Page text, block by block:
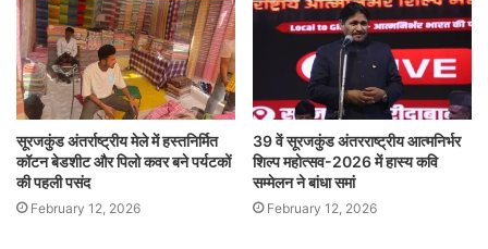
सूरजकुंड अंतर्राष्ट्रीय मेले में हस्तनिर्मित
कॉटन बेडशीट और पिलो कवर बने पर्यटकों
की पहली पसंद
February 12, 2026
39 वें सूरजकुंड अंतरराष्ट्रीय आत्मनिर्भर
शिल्प महोत्सव-2026 में हास्य कवि
सम्मेलन ने बांधा समां
February 12, 2026